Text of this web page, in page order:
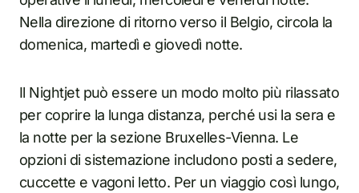
Nella direzione di ritorno verso il Belgio, circola la
domenica, martedì e giovedì notte.
Il Nightjet può essere un modo molto più rilassato
per coprire la lunga distanza, perché usi la sera e
la notte per la sezione Bruxelles-Vienna. Le
opzioni di sistemazione includono posti a sedere,
cuccette e vagoni letto. Per un viaggio così lungo,